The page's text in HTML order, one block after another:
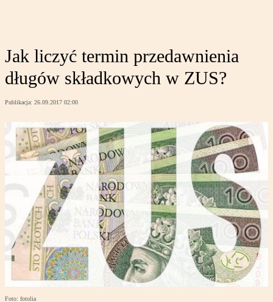
Jak liczyć termin przedawnienia
długów składkowych w ZUS?
Publikacja: 26.09.2017 02:00
Foto: fotolia